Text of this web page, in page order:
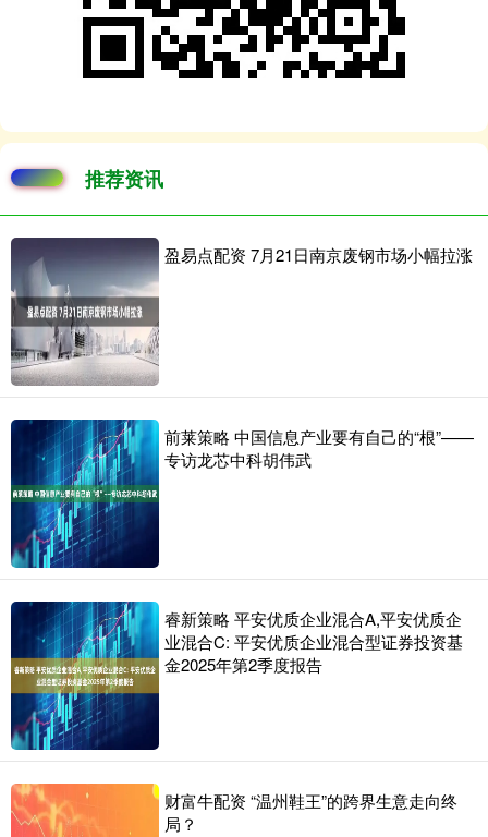
推荐资讯
盈易点配资 7月21日南京废钢市场小幅拉涨
前莱策略 中国信息产业要有自己的“根”——
专访龙芯中科胡伟武
睿新策略 平安优质企业混合A,平安优质企
业混合C: 平安优质企业混合型证券投资基
金2025年第2季度报告
财富牛配资 “温州鞋王”的跨界生意走向终
局？